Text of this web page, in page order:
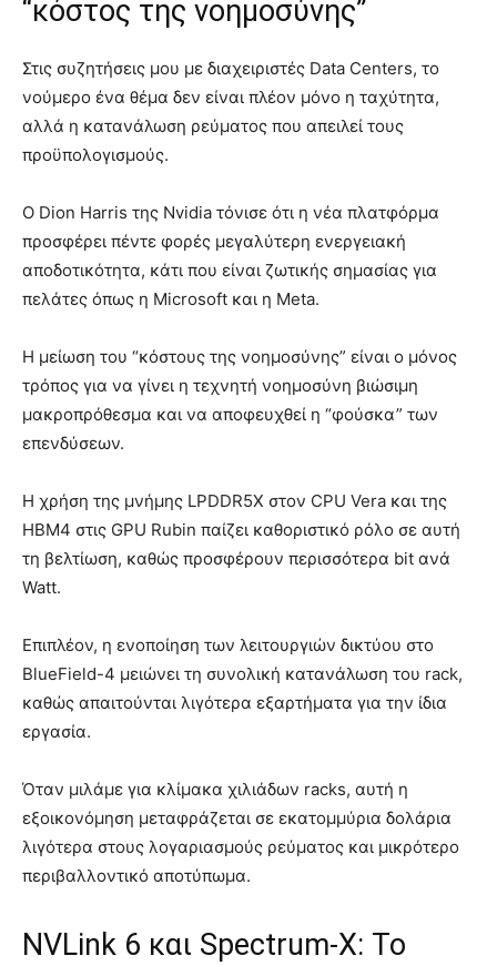
“κόστος της νοημοσύνης”
Στις συζητήσεις μου με διαχειριστές Data Centers, το
νούμερο ένα θέμα δεν είναι πλέον μόνο η ταχύτητα,
αλλά η κατανάλωση ρεύματος που απειλεί τους
προϋπολογισμούς.
Ο Dion Harris της Nvidia τόνισε ότι η νέα πλατφόρμα
προσφέρει πέντε φορές μεγαλύτερη ενεργειακή
αποδοτικότητα, κάτι που είναι ζωτικής σημασίας για
πελάτες όπως η Microsoft και η Meta.
Η μείωση του “κόστους της νοημοσύνης” είναι ο μόνος
τρόπος για να γίνει η τεχνητή νοημοσύνη βιώσιμη
μακροπρόθεσμα και να αποφευχθεί η “φούσκα” των
επενδύσεων.
Η χρήση της μνήμης LPDDR5X στον CPU Vera και της
HBM4 στις GPU Rubin παίζει καθοριστικό ρόλο σε αυτή
τη βελτίωση, καθώς προσφέρουν περισσότερα bit ανά
Watt.
Επιπλέον, η ενοποίηση των λειτουργιών δικτύου στο
BlueField-4 μειώνει τη συνολική κατανάλωση του rack,
καθώς απαιτούνται λιγότερα εξαρτήματα για την ίδια
εργασία.
Όταν μιλάμε για κλίμακα χιλιάδων racks, αυτή η
εξοικονόμηση μεταφράζεται σε εκατομμύρια δολάρια
λιγότερα στους λογαριασμούς ρεύματος και μικρότερο
περιβαλλοντικό αποτύπωμα.
NVLink 6 και Spectrum-X: Το